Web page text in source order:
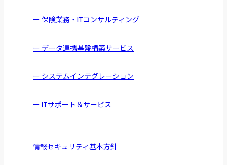
ー 保険業務・ITコンサルティング
ー データ連携基盤構築サービス
ー システムインテグレーション
ー ITサポート＆サービス
情報セキュリティ基本方針